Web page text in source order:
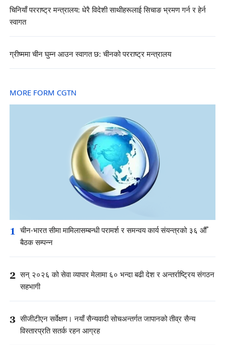
चिनियाँ परराष्ट्र मन्त्रालय: धेरै विदेशी साथीहरूलाई सिचाङ भ्रमण गर्न र हेर्न
स्वागत
ग्रीष्ममा चीन घुम्न आउन स्वागत छ: चीनको परराष्ट्र मन्त्रालय
MORE FORM CGTN
1 चीन-भारत सीमा मामिलासम्बन्धी परामर्श र समन्वय कार्य संयन्त्रको ३६ औँ
बैठक सम्पन्न
2 सन् २०२६ को सेवा व्यापार मेलामा ६० भन्दा बढी देश र अन्तर्राष्ट्रिय संगठन
सहभागी
3 सीजीटीएन सर्वेक्षण। नयाँ सैन्यवादी सोचअन्तर्गत जापानको तीव्र सैन्य
विस्तारप्रति सतर्क रहन आग्रह